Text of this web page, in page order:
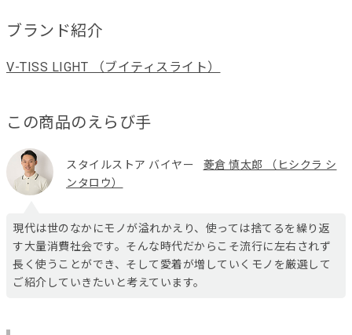
ブランド紹介
V-TISS LIGHT （ブイティスライト）
この商品のえらび手
スタイルストア バイヤー
菱倉 慎太郎 （ヒシクラ シ
ンタロウ）
現代は世のなかにモノが溢れかえり、使っては捨てるを繰り返
す大量消費社会です。そんな時代だからこそ流行に左右されず
長く使うことができ、そして愛着が増していくモノを厳選して
ご紹介していきたいと考えています。